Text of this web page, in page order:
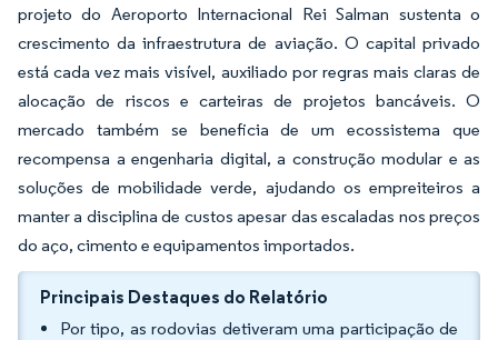
projeto do Aeroporto Internacional Rei Salman sustenta o
crescimento da infraestrutura de aviação. O capital privado
está cada vez mais visível, auxiliado por regras mais claras de
alocação de riscos e carteiras de projetos bancáveis. O
mercado também se beneficia de um ecossistema que
recompensa a engenharia digital, a construção modular e as
soluções de mobilidade verde, ajudando os empreiteiros a
manter a disciplina de custos apesar das escaladas nos preços
do aço, cimento e equipamentos importados.
Principais Destaques do Relatório
Por tipo, as rodovias detiveram uma participação de